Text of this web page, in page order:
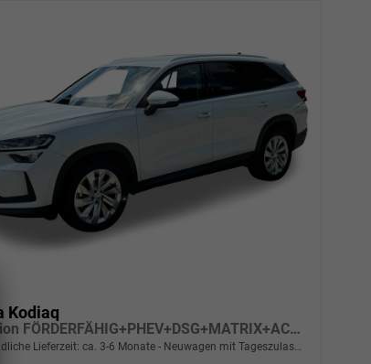
Kodiaq
Selection FÖRDERFÄHIG+PHEV+DSG+MATRIX+ACC+eHK+SHZ+KAMERA+17" ALU
Lieferzeit: ca. 3-6 Monate Neuwagen mit Tageszulassung